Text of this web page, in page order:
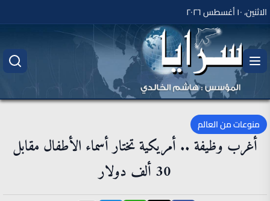
الاثنين، ١٠ أغسطس ٢٠٢٦
منوعات من العالم
أغرب وظيفة .. أمريكية تختار أسماء الأطفال مقابل
30 ألف دولار